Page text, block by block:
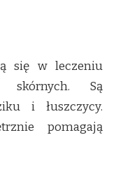
się w leczeniu
skórnych. Są
i łuszczycy.
pomagają